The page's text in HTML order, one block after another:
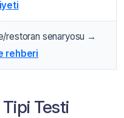
restoran senaryosu →
rehberi
Testi